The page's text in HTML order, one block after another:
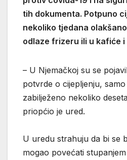
tih dokumenta. Potpuno
nekoliko tjedana
odlaze frizeru ili u kafiće
– U Njemačkoj su se
potvrde o cijepljenju,
zabilježeno nekoliko
priopćio je ured.
U uredu strahuju da bi se
mogao povećati